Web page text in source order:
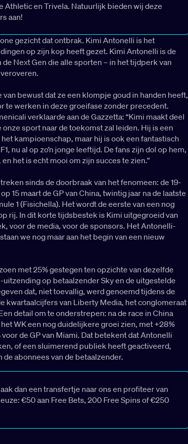
Athletic en Trivela. Natuurlijk bieden wij deze
aan!
gezicht dat ontbrak. Kimi Antonelli is het
op zijn kop heeft gezet. Kimi Antonelli is de
Next Gen die alle sporten – in het tijdperk van
van bewust dat ze een klompje goud in handen heeft,
te werken in deze groeifase zonder precedent.
verklaarde aan de Gazzetta: “Kimi maakt deel
sport naar de toekomst zal leiden. Hij is een
kampioenschap, maar hij is ook een fantastisch
nu al op zo’n jonge leeftijd. De fans zijn dol op hem,
het is echt mooi om zijn succes te zien.”
sinds de doorbraak van het fenomeen: de 19-
15 maart de GP van China, twintig jaar na de laatste
1 (Fisichella). Het wordt de eerste van een nog
rij. In dit korte tijdsbestek is Kimi uitgegroeid van
voor de media, voor de sponsors. Het Antonelli-
we nog maar aan het begin van een nieuw
met 25% gestegen ten opzichte van dezelfde
op betaalzender Sky en de uitgestelde
dat, niet toevallig, werd genoemd tijdens de
kwartaalcijfers van Liberty Media, het conglomeraat
detail om te onderstrepen: na de race in China
WK een nog duidelijkere groei zien, met +28%
voor de GP van Miami. Dat betekent dat Antonelli
of een sluimerend publiek heeft geactiveerd,
abonnees van de betaalzender.
dan een transfertje naar ons en profiteer van
€50 aan Free Bets, 200 Free Spins of €250